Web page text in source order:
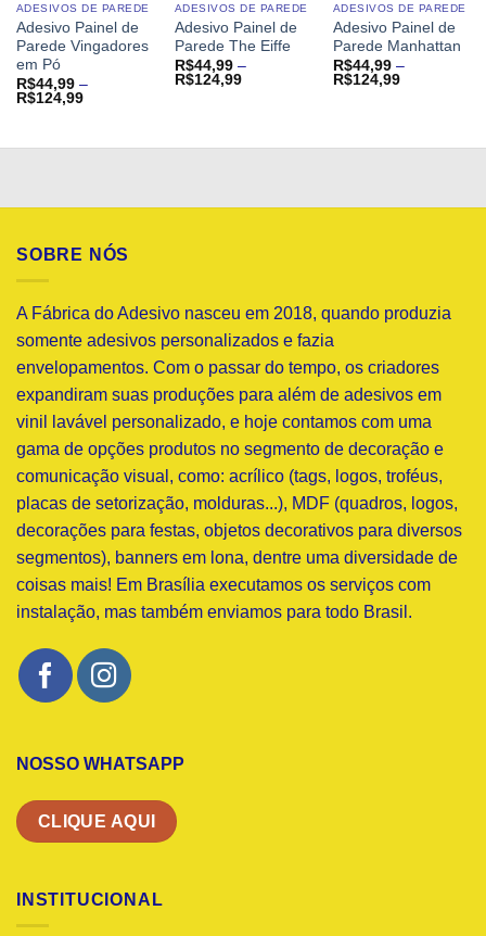
ADESIVOS DE PAREDE
Adesivo Painel de
Parede Vingadores
em Pó
R$44,99 –
R$124,99Faixa
ADESIVOS DE PAREDE
Adesivo Painel de
Parede The Eiffe
R$44,99 –
R$124,99Faixa
R$124,99
ADESIVOS DE PAREDE
Adesivo Painel de
Parede Manhattan
R$44,99 –
R$124,99Faixa
R$124,99
SOBRE NÓS
A Fábrica do Adesivo nasceu em 2018, quando produzia
somente adesivos personalizados e fazia
envelopamentos. Com o passar do tempo, os criadores
expandiram suas produções para além de adesivos em
vinil lavável personalizado, e hoje contamos com uma
gama de opções produtos no segmento de decoração e
comunicação visual, como: acrílico (tags, logos, troféus,
placas de setorização, molduras...), MDF (quadros, logos,
decorações para festas, objetos decorativos para diversos
segmentos), banners em lona, dentre uma diversidade de
coisas mais! Em Brasília executamos os serviços com
instalação, mas também enviamos para todo Brasil.
NOSSO WHATSAPP
CLIQUE AQUI
INSTITUCIONAL